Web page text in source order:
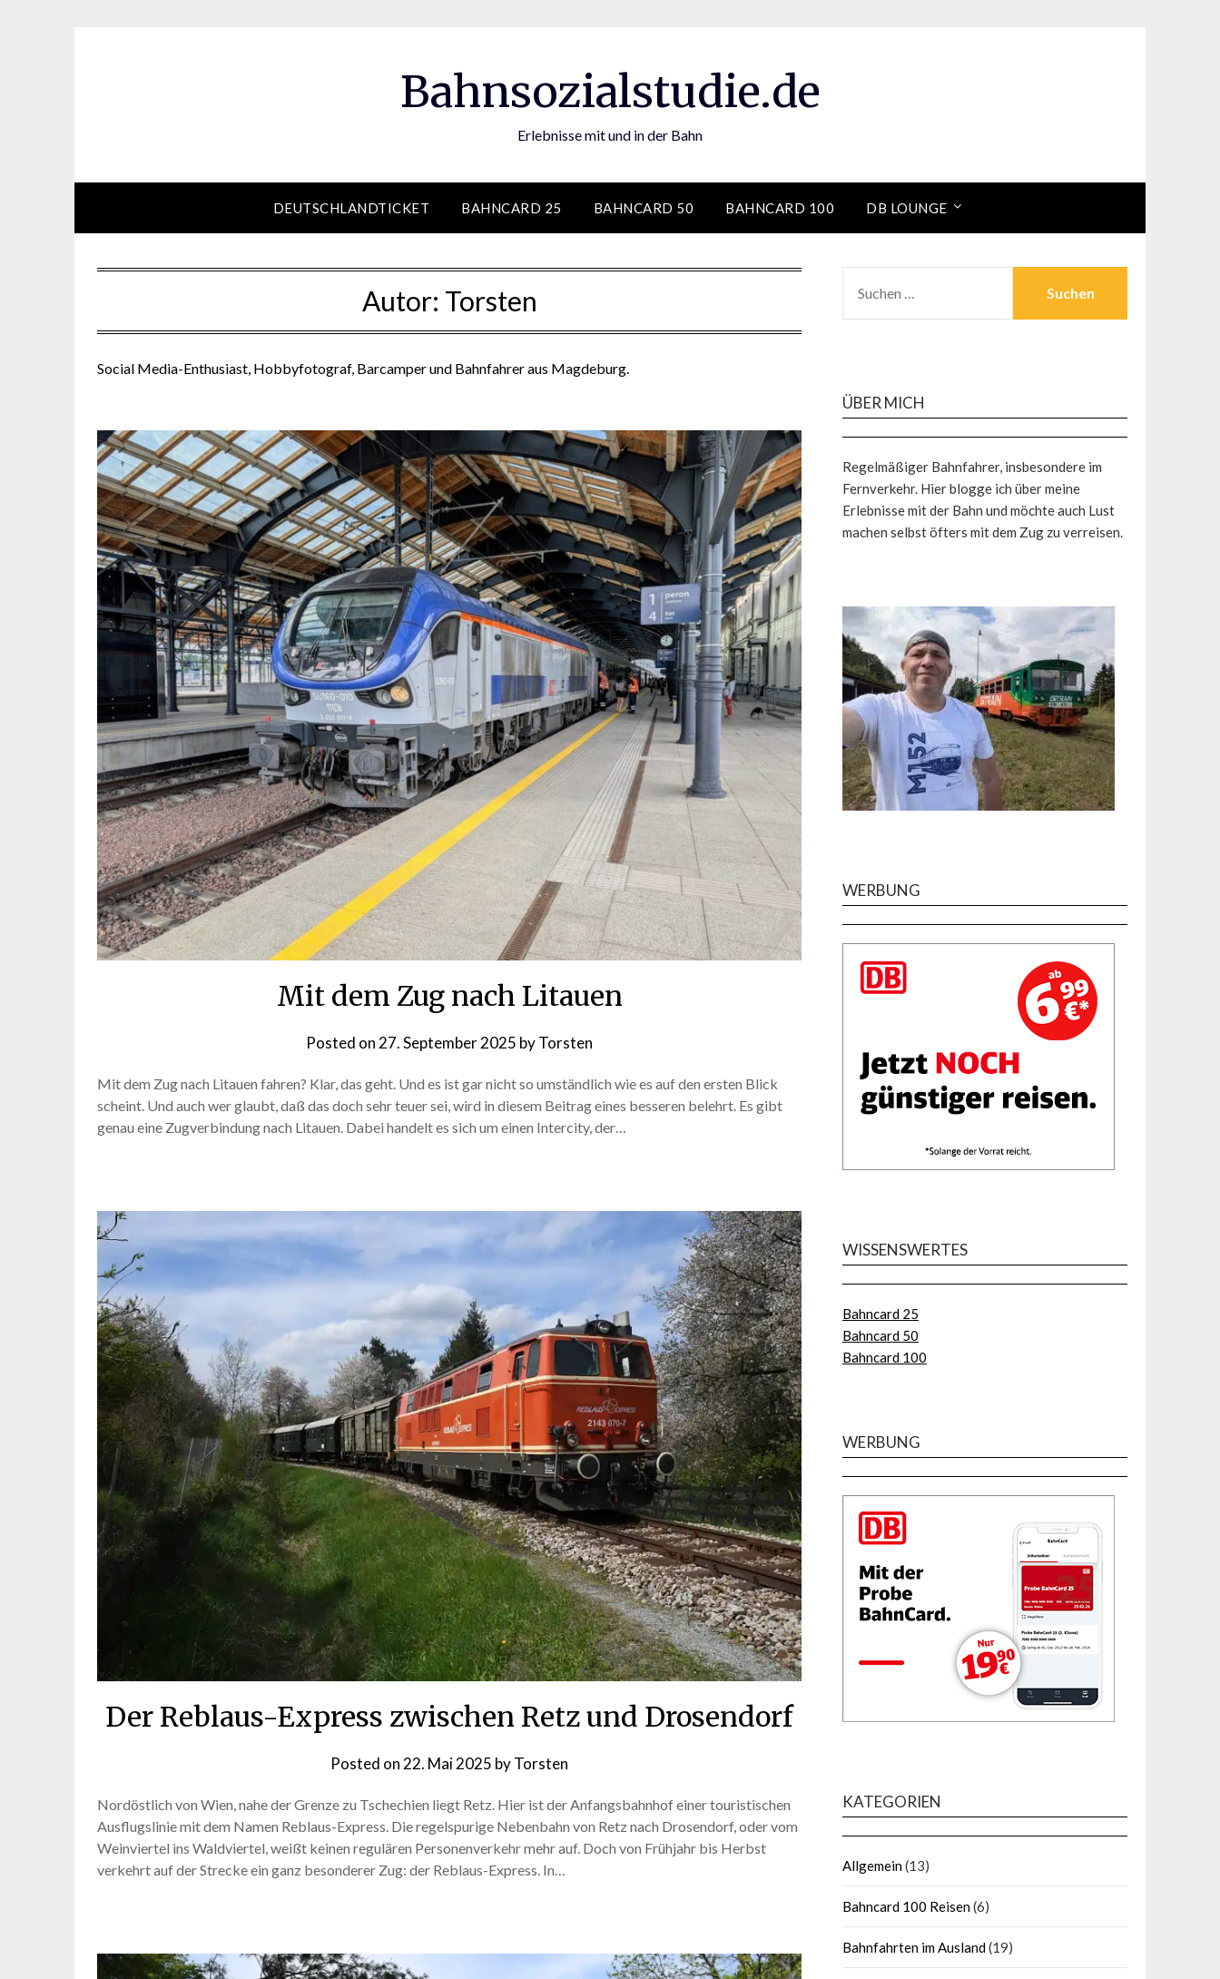
Bahnsozialstudie.de
Erlebnisse mit und in der Bahn
DEUTSCHLANDTICKET BAHNCARD 25 BAHNCARD 50 BAHNCARD 100 DB LOUNGE
Autor: Torsten
Social Media-Enthusiast, Hobbyfotograf, Barcamper und Bahnfahrer aus Magdeburg.
Mit dem Zug nach Litauen
Posted on27. September 2025 byTorsten
Mit dem Zug nach Litauen fahren? Klar, das geht. Und es ist gar nicht so umständlich wie es auf den ersten Blick
scheint. Und auch wer glaubt, daß das doch sehr teuer sei, wird in diesem Beitrag eines besseren belehrt. Es gibt
genau eine Zugverbindung nach Litauen. Dabei handelt es sich um einen Intercity, der…
Der Reblaus-Express zwischen Retz und Drosendorf
Posted on 22. Mai 2025 byTorsten
Nordöstlich von Wien, nahe der Grenze zu Tschechien liegt Retz. Hier ist der Anfangsbahnhof einer touristischen
Ausflugslinie mit dem Namen Reblaus-Express. Die regelspurige Nebenbahn von Retz nach Drosendorf, oder vom
Weinviertel ins Waldviertel, weißt keinen regulären Personenverkehr mehr auf. Doch von Frühjahr bis Herbst
verkehrt auf der Strecke ein ganz besonderer Zug: der Reblaus-Express. In…
NACH:
ÜBER MICH
Regelmäßiger Bahnfahrer, insbesondere im
Fernverkehr. Hier blogge ich über meine
Erlebnisse mit der Bahn und möchte auch Lust
machen selbst öfters mit dem Zug zu verreisen.
WERBUNG
WISSENSWERTES
Bahncard 25
Bahncard 50
Bahncard 100
WERBUNG
KATEGORIEN
Allgemein(13)
Bahncard 100 Reisen(6)
Bahnfahrten im Ausland(19)